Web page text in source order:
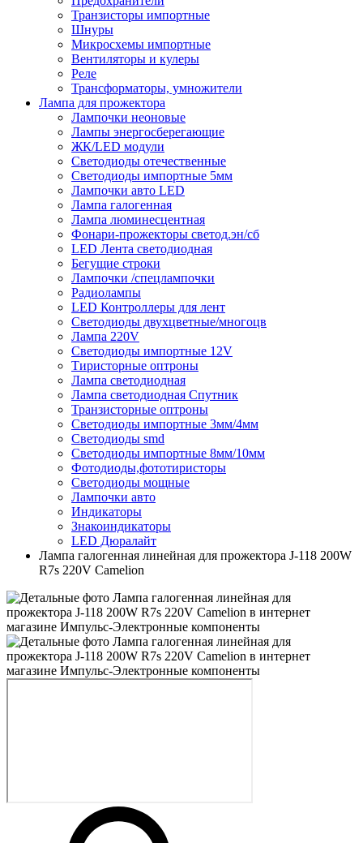
Транзисторы импортные
Шнуры
Микросхемы импортные
Вентиляторы и кулеры
Реле
Трансформаторы, умножители
Лампа для прожектора
Лампочки неоновые
Лампы энергосберегающие
ЖК/LED модули
Светодиоды отечественные
Светодиоды импортные 5мм
Лампочки авто LED
Лампа галогенная
Лампа люминесцентная
Фонари-прожекторы светод.эн/сб
LED Лента светодиодная
Бегущие строки
Лампочки /спецлампочки
Радиолампы
LED Контроллеры для лент
Светодиоды двухцветные/многоцв
Лампа 220V
Светодиоды импортные 12V
Тиристорные оптроны
Лампа светодиодная
Лампа светодиодная Спутник
Транзисторные оптроны
Светодиоды импортные 3мм/4мм
Светодиоды smd
Светодиоды импортные 8мм/10мм
Фотодиоды,фототиристоры
Светодиоды мощные
Лампочки авто
Индикаторы
Знакоиндикаторы
LED Дюралайт
Лампа галогенная линейная для прожектора J-118 200W
R7s 220V Camelion